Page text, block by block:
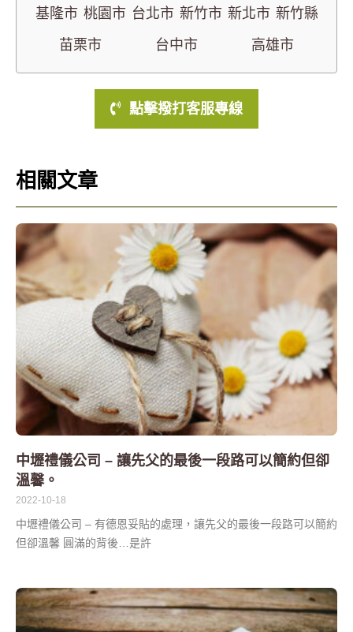
基隆市 桃園市
苗栗市
台北市 新竹市
台中市
新北市 新竹縣
高雄市
點擊撥打客服專線
相關文章
中壢禮儀公司 – 讓先父的最後一段路可以簡約但卻
溫馨。
2022-10-18
中壢禮儀公司 – 有德恩妥貼的處理，讓先父的最後一段路可以簡約
但卻溫馨 圓滿的背後…是許